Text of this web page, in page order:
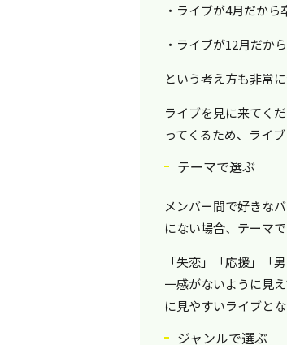
・ライブが4月だか
・ライブが12月だか
という考え方も非常に
ライブを見に来てく
ってくるため、ライ
テーマで選ぶ
メンバー間で好きな
にない場合、テーマ
「失恋」「応援」「
一感がないように見
に見やすいライブとな
ジャンルで選ぶ